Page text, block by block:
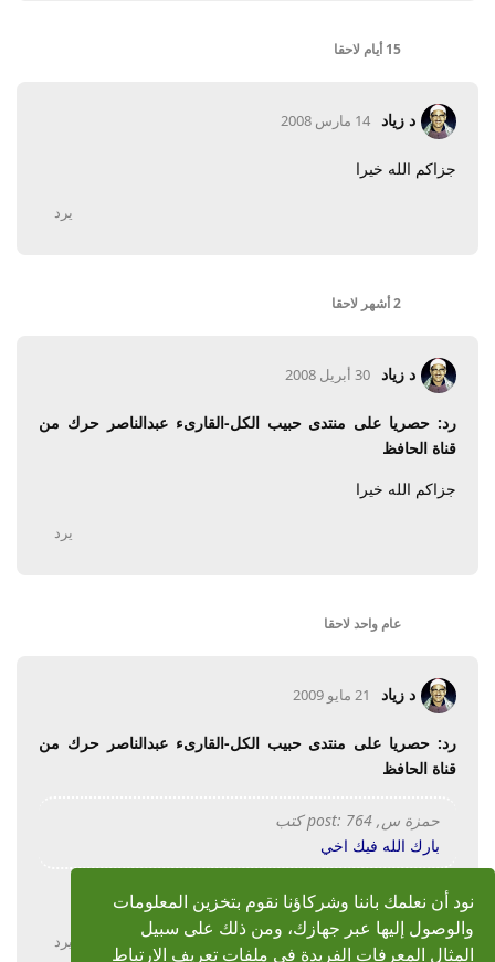
نود أن نعلمك باننا وشركاؤنا نقوم بتخزين المعلومات
والوصول إليها عبر جهازك، ومن ذلك على سبيل
المثال المعرفات الفريدة في ملفات تعريف الارتباط
15 أيام لاحقا
د زياد 14 مارس 2008
جزاكم الله خيرا
يرد
2 أشهر لاحقا
د زياد 30 أبريل 2008
رد: حصريا على منتدى حبيب الكل-القارىء عبدالناصر حرك من
قناة الحافظ
جزاكم الله خيرا
يرد
عام واحد لاحقا
د زياد 21 مايو 2009
رد: حصريا على منتدى حبيب الكل-القارىء عبدالناصر حرك من
قناة الحافظ
حمزة س, post: 764 كتب
بارك الله فيك اخي
بارك الله فيكم أخي الفاضل
يرد